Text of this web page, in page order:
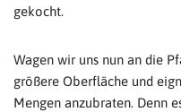
gekocht.
Wagen wir uns nun an die
größere Oberfläche und
Mengen anzubraten. Denn